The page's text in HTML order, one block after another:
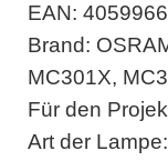
EAN:
Brand:
MC301X,
Für den
Art der